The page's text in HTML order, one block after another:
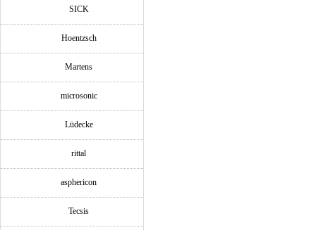
SICK
Hoentzsch
Martens
microsonic
Lüdecke
rittal
asphericon
Tecsis